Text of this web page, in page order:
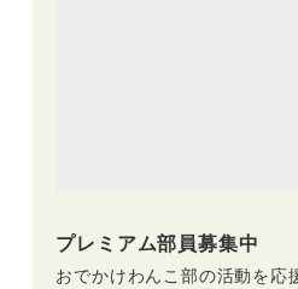
プレミアム部員募集中
おでかけわんこ部の活動を応